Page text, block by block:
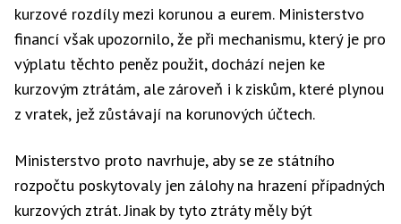
kurzové rozdíly mezi korunou a eurem. Ministerstvo
financí však upozornilo, že při mechanismu, který je pro
výplatu těchto peněz použit, dochází nejen ke
kurzovým ztrátám, ale zároveň i k ziskům, které plynou
z vratek, jež zůstávají na korunových účtech.
Ministerstvo proto navrhuje, aby se ze státního
rozpočtu poskytovaly jen zálohy na hrazení případných
kurzových ztrát. Jinak by tyto ztráty měly být